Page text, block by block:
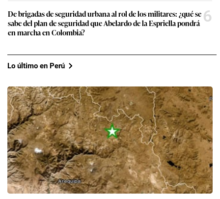
De brigadas de seguridad urbana al rol de los militares: ¿qué se
sabe del plan de seguridad que Abelardo de la Espriella pondrá
en marcha en Colombia?
6
Lo último en Perú